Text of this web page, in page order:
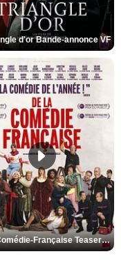
d'or Bande-annonce VF
De la Comédie-Française Teaser VF